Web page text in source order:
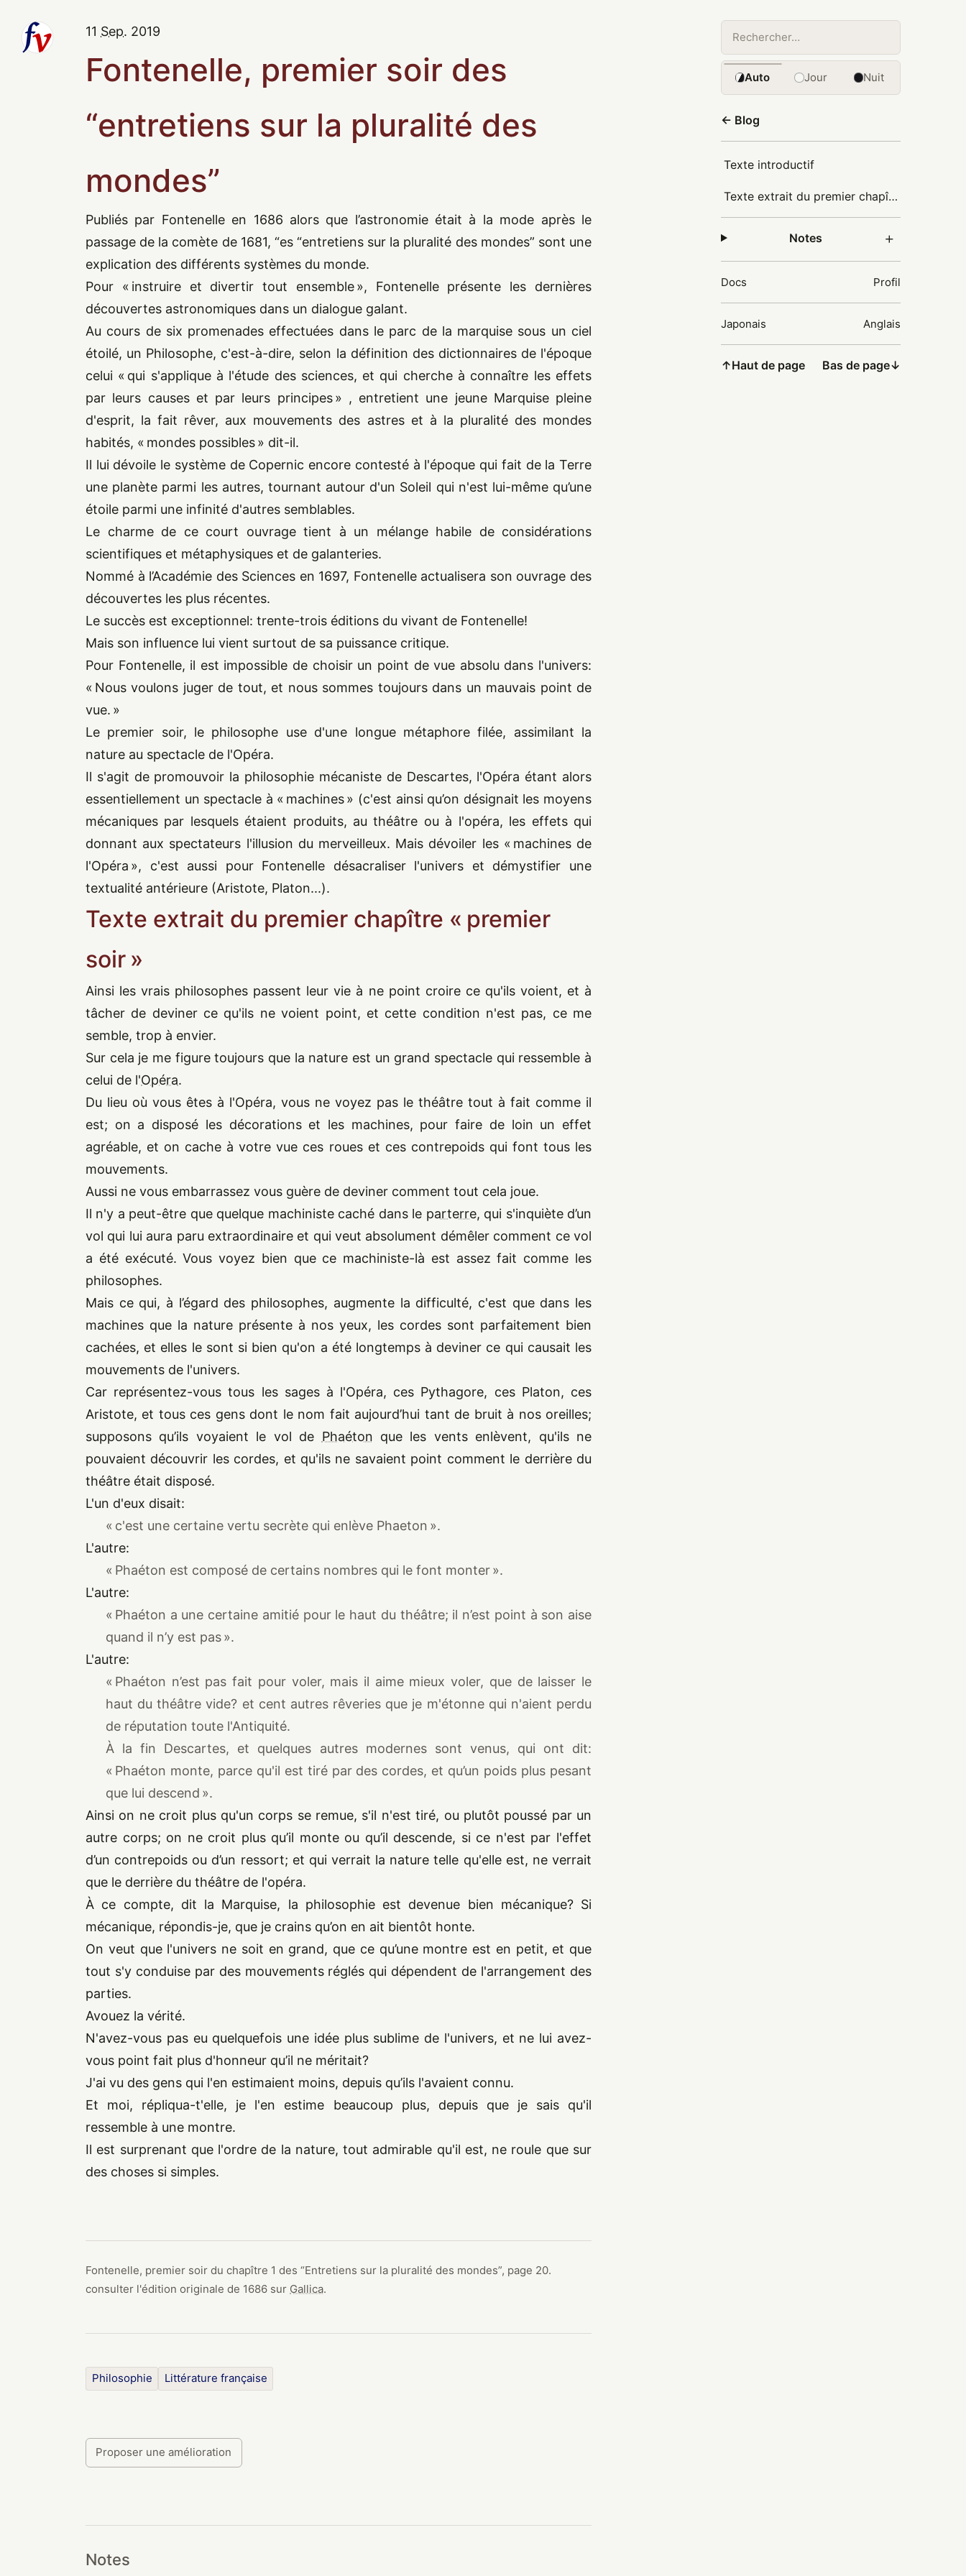
Auto Jour Nuit
← Blog
Texte introductif
Texte extrait du premier chapître « premier soir »
Notes
Docs Profil
Japonais Anglais
↑Haut de page Bas de page↓
11 Sep. 2019
Fontenelle, premier soir des
“entretiens sur la pluralité des
mondes”
Publiés par Fontenelle en 1686 alors que l’astronomie était à la mode après le
passage de la comète de 1681, “es “entretiens sur la pluralité des mondes” sont une
explication des différents systèmes du monde.
Pour « instruire et divertir tout ensemble », Fontenelle présente les dernières
découvertes astronomiques dans un dialogue galant.
Au cours de six promenades effectuées dans le parc de la marquise sous un ciel
étoilé, un Philosophe, c'est-à-dire, selon la définition des dictionnaires de l'époque
celui « qui s'applique à l'étude des sciences, et qui cherche à connaître les effets
par leurs causes et par leurs principes » , entretient une jeune Marquise pleine
d'esprit, la fait rêver, aux mouvements des astres et à la pluralité des mondes
habités, « mondes possibles » dit-il.
Il lui dévoile le système de Copernic encore contesté à l'époque qui fait de la Terre
une planète parmi les autres, tournant autour d'un Soleil qui n'est lui-même qu’une
étoile parmi une infinité d'autres semblables.
Le charme de ce court ouvrage tient à un mélange habile de considérations
scientifiques et métaphysiques et de galanteries.
Nommé à l’Académie des Sciences en 1697, Fontenelle actualisera son ouvrage des
découvertes les plus récentes.
Le succès est exceptionnel: trente-trois éditions du vivant de Fontenelle!
Mais son influence lui vient surtout de sa puissance critique.
Pour Fontenelle, il est impossible de choisir un point de vue absolu dans l'univers:
« Nous voulons juger de tout, et nous sommes toujours dans un mauvais point de
vue. »
Le premier soir, le philosophe use d'une longue métaphore filée, assimilant la
nature au spectacle de l'Opéra.
Il s'agit de promouvoir la philosophie mécaniste de Descartes, l'Opéra étant alors
essentiellement un spectacle à « machines » (c'est ainsi qu’on désignait les moyens
mécaniques par lesquels étaient produits, au théâtre ou à l'opéra, les effets qui
donnant aux spectateurs l'illusion du merveilleux. Mais dévoiler les « machines de
l'Opéra », c'est aussi pour Fontenelle désacraliser l'univers et démystifier une
textualité antérieure (Aristote, Platon...).
Texte extrait du premier chapître « premier
soir »
Ainsi les vrais philosophes passent leur vie à ne point croire ce qu'ils voient, et à
tâcher de deviner ce qu'ils ne voient point, et cette condition n'est pas, ce me
semble, trop à envier.
Sur cela je me figure toujours que la nature est un grand spectacle qui ressemble à
celui de l'Opéra.
Du lieu où vous êtes à l'Opéra, vous ne voyez pas le théâtre tout à fait comme il
est; on a disposé les décorations et les machines, pour faire de loin un effet
agréable, et on cache à votre vue ces roues et ces contrepoids qui font tous les
mouvements.
Aussi ne vous embarrassez vous guère de deviner comment tout cela joue.
Il n'y a peut-être que quelque machiniste caché dans le parterre, qui s'inquiète d’un
vol qui lui aura paru extraordinaire et qui veut absolument démêler comment ce vol
a été exécuté. Vous voyez bien que ce machiniste-là est assez fait comme les
philosophes.
Mais ce qui, à l’égard des philosophes, augmente la difficulté, c'est que dans les
machines que la nature présente à nos yeux, les cordes sont parfaitement bien
cachées, et elles le sont si bien qu'on a été longtemps à deviner ce qui causait les
mouvements de l'univers.
Car représentez-vous tous les sages à l'Opéra, ces Pythagore, ces Platon, ces
Aristote, et tous ces gens dont le nom fait aujourd’hui tant de bruit à nos oreilles;
supposons qu’ils voyaient le vol de Phaéton que les vents enlèvent, qu'ils ne
pouvaient découvrir les cordes, et qu'ils ne savaient point comment le derrière du
théâtre était disposé.
L'un d'eux disait:
« c'est une certaine vertu secrète qui enlève Phaeton ».
L'autre:
« Phaéton est composé de certains nombres qui le font monter ».
L'autre:
« Phaéton a une certaine amitié pour le haut du théâtre; il n’est point à son aise
quand il n’y est pas ».
L'autre:
« Phaéton n’est pas fait pour voler, mais il aime mieux voler, que de laisser le
haut du théâtre vide? et cent autres rêveries que je m'étonne qui n'aient perdu
de réputation toute l'Antiquité.
À la fin Descartes, et quelques autres modernes sont venus, qui ont dit:
« Phaéton monte, parce qu'il est tiré par des cordes, et qu’un poids plus pesant
que lui descend ».
Ainsi on ne croit plus qu'un corps se remue, s'il n'est tiré, ou plutôt poussé par un
autre corps; on ne croit plus qu’il monte ou qu’il descende, si ce n'est par l'effet
d’un contrepoids ou d’un ressort; et qui verrait la nature telle qu'elle est, ne verrait
que le derrière du théâtre de l'opéra.
À ce compte, dit la Marquise, la philosophie est devenue bien mécanique? Si
mécanique, répondis-je, que je crains qu’on en ait bientôt honte.
On veut que l'univers ne soit en grand, que ce qu’une montre est en petit, et que
tout s'y conduise par des mouvements réglés qui dépendent de l'arrangement des
parties.
Avouez la vérité.
N'avez-vous pas eu quelquefois une idée plus sublime de l'univers, et ne lui avez-
vous point fait plus d'honneur qu’il ne méritait?
J'ai vu des gens qui l'en estimaient moins, depuis qu’ils l'avaient connu.
Et moi, répliqua-t'elle, je l'en estime beaucoup plus, depuis que je sais qu'il
ressemble à une montre.
Il est surprenant que l'ordre de la nature, tout admirable qu'il est, ne roule que sur
des choses si simples.
Fontenelle, premier soir du chapître 1 des “Entretiens sur la pluralité des mondes”, page 20.
consulter l'édition originale de 1686 sur Gallica(nouvelle fenêtre)
.
Philosophie Littérature française
Proposer une amélioration
Notes